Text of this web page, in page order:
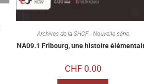
Archives de la SHCF - Nouvelle série
NA09.1 Fribourg, une histoire
CHF 0.00